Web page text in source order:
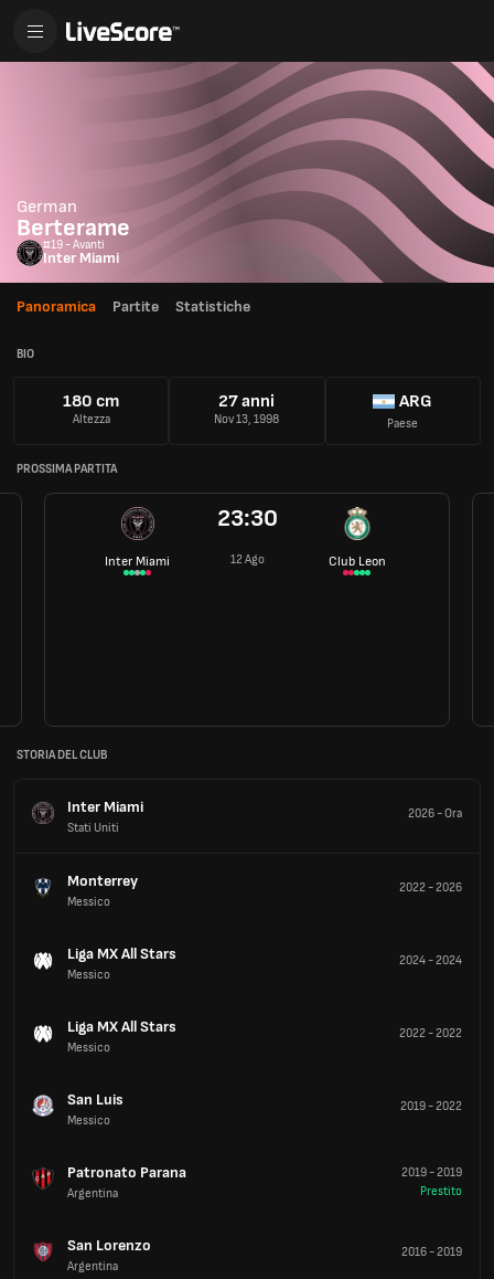
German
Berterame
#19 - Avanti
Inter Miami
Panoramica Partite Statistiche
BIO
180 cm
Altezza
27 anni
Nov 13, 1998
ARG
Paese
PROSSIMA PARTITA
Inter Miami
23:30
12 Ago Club Leon
STORIA DEL CLUB
Inter Miami
Stati Uniti
2026-Ora
Monterrey
Messico
2022-2026
Liga MX All Stars
Messico
2024-2024
Liga MX All Stars
Messico
2022-2022
San Luis
Messico
2019-2022
Patronato Parana
Argentina
2019-2019
Prestito
San Lorenzo
Argentina
2016-2019